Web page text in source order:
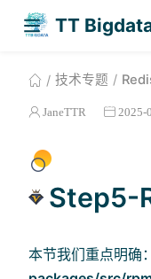
TT
技术专题
JaneTTR 2025-
本节我们重点明确：